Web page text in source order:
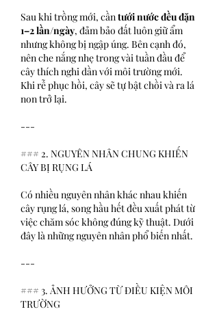
Sau khi trồng mới, cần tưới nước đều đặn
1–2 lần/ngày, đảm bảo đất luôn giữ ẩm
nhưng không bị ngập úng. Bên cạnh đó,
nên che nắng nhẹ trong vài tuần đầu để
cây thích nghi dần với môi trường mới.
Khi rễ phục hồi, cây sẽ tự bật chồi và ra lá
non trở lại.
---
### 2. NGUYÊN NHÂN CHUNG KHIẾN
CÂY BỊ RỤNG LÁ
Có nhiều nguyên nhân khác nhau khiến
cây rụng lá, song hầu hết đều xuất phát từ
việc chăm sóc không đúng kỹ thuật. Dưới
đây là những nguyên nhân phổ biến nhất.
---
### 3. ẢNH HƯỞNG TỪ ĐIỀU KIỆN MÔI
TRƯỜNG